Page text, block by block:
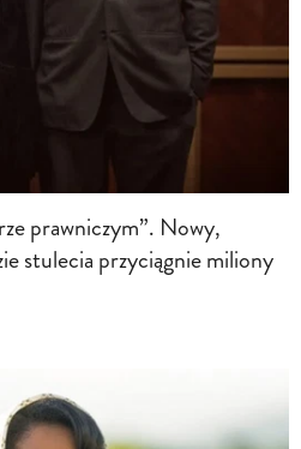
prawniczym”. Nowy,
stulecia przyciągnie miliony